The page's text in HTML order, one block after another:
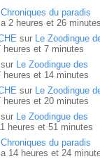
Chroniques du paradis
2 heures et 26 minutes
sur Le Zoodingue
heures et 7 minutes
sur Le Zoodingue des
heures et 14 minutes
sur Le Zoodingue
heures et 20 minutes
sur Le Zoodingue des
heures et 51 minutes
Chroniques du paradis
14 heures et 24